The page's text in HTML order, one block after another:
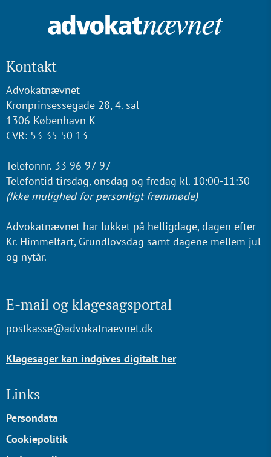
Kontakt
Advokatnævnet
Kronprinsessegade 28, 4. sal
1306 København K
CVR: 53 35 50 13
Telefonnr. 33 96 97 97
Telefontid tirsdag, onsdag og fredag kl. 10:00-11:30
(Ikke mulighed for personligt fremmøde)
Advokatnævnet har lukket på helligdage, dagen efter
Kr. Himmelfart, Grundlovsdag samt dagene mellem jul
og nytår.
E-mail og klagesagsportal
postkasse@advokatnaevnet.dk
Klagesager kan indgives digitalt her
Links
Persondata
Cookiepolitik